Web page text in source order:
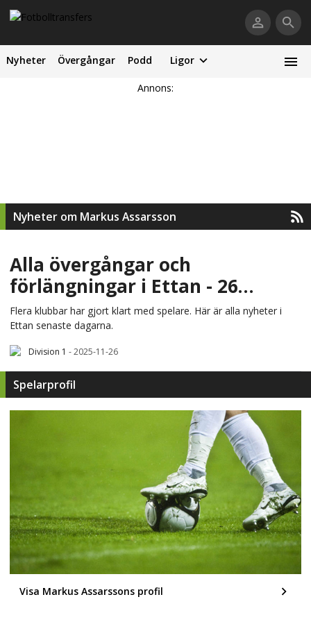
Nyheter Övergångar Podd Ligor
Annons:
Nyheter om Markus Assarsson
Alla övergångar och
förlängningar i Ettan - 26
november
Flera klubbar har gjort klart med spelare. Här är alla nyheter i
Ettan senaste dagarna.
Division 1 -2025-11-26
Spelarprofil
Visa Markus Assarssons profil